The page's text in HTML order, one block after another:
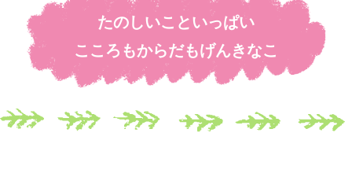
たの しいこ といっぱい
こ こ ろ もからだもげんきなこ